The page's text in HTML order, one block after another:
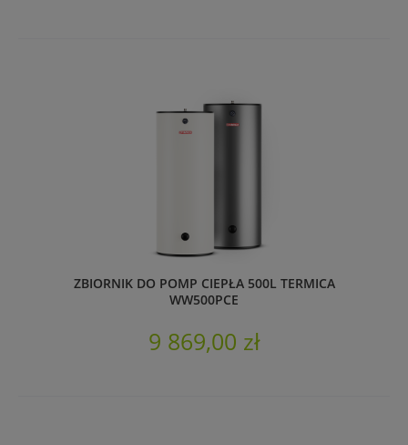
ZBIORNIK DO POMP CIEPŁA 500L TERMICA
WW500PCE
9 869,00 zł